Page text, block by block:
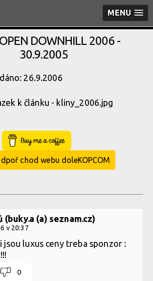
MENU
DOWNHILL 2006 -
30.9.2005
26.9.2006
Buy Me a Coffee
chod webu doleKOPCOM
(buky.a (a) seznam.cz)
v 20:37
jsou luxus ceny treba sponzor :
0